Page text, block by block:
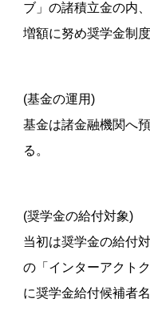
ブ」の諸積立金の内
増額に努め奨学金制
(基金の運用)
基金は諸金融機関へ
る。
(奨学金の給付対象)
当初は奨学金の給付
の「インターアクト
に奨学金給付候補者